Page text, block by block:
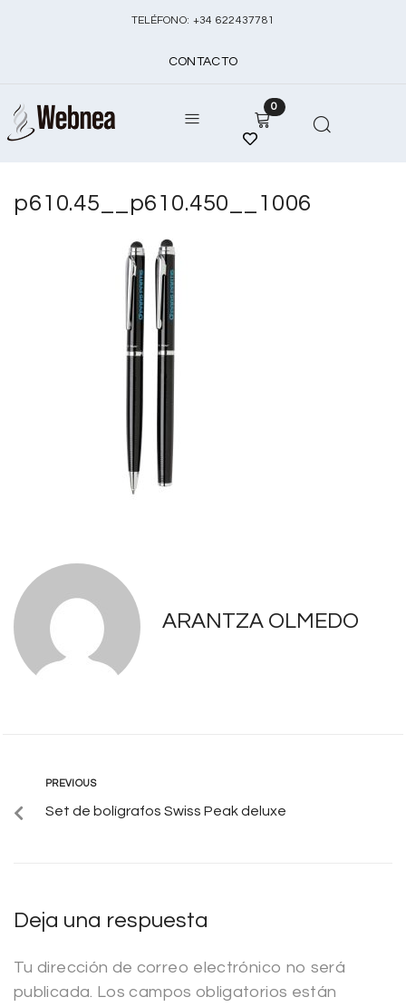
TELÉFONO: +34 622437781
CONTACTO
0
p610.45__p610.450__1006
ARANTZA OLMEDO
PREVIOUS
Set de bolígrafos Swiss Peak deluxe
Deja una respuesta
Tu dirección de correo electrónico no será
publicada. Los campos obligatorios están